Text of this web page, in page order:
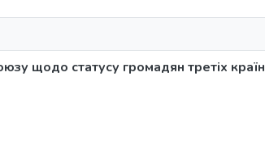
щодо статусу громадян третіх країн